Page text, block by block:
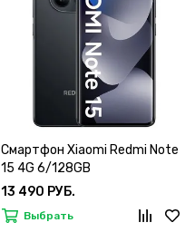
Смартфон Xiaomi Redmi Note
15 4G 6/128GB
13 490 РУБ.
Выбрать